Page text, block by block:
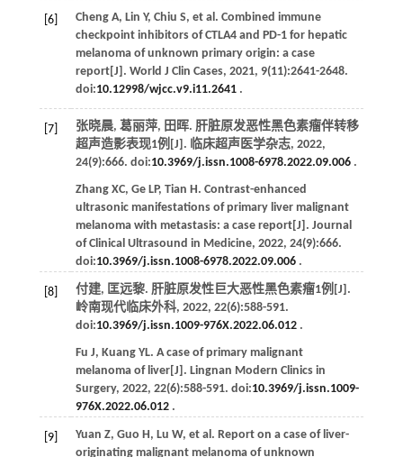
[6] Cheng A, Lin Y, Chiu S, et al. Combined immune
checkpoint inhibitors of CTLA4 and PD-1 for hepatic
melanoma of unknown primary origin: a case
report[J]. World J Clin Cases, 2021, 9(11):2641-2648.
doi:10.12998/wjcc.v9.i11.2641.
[7]
张晓晨, 葛丽萍, 田晖. 肝脏原发恶性黑色素瘤伴转移
超声造影表现1例[J]. 临床超声医学杂志, 2022,
24(9):666. doi:10.3969/j.issn.1008-6978.2022.09.006.
Zhang XC, Ge LP, Tian H. Contrast-enhanced
ultrasonic manifestations of primary liver malignant
melanoma with metastasis: a case report[J]. Journal
of Clinical Ultrasound in Medicine, 2022, 24(9):666.
doi:10.3969/j.issn.1008-6978.2022.09.006.
[8]
付建, 匡远黎. 肝脏原发性巨大恶性黑色素瘤1例[J].
岭南现代临床外科, 2022, 22(6):588-591.
doi:10.3969/j.issn.1009-976X.2022.06.012.
Fu J, Kuang YL. A case of primary malignant
melanoma of liver[J]. Lingnan Modern Clinics in
Surgery, 2022, 22(6):588-591. doi:10.3969/j.issn.1009-
976X.2022.06.012.
[9] Yuan Z, Guo H, Lu W, et al. Report on a case of liver-
originating malignant melanoma of unknown